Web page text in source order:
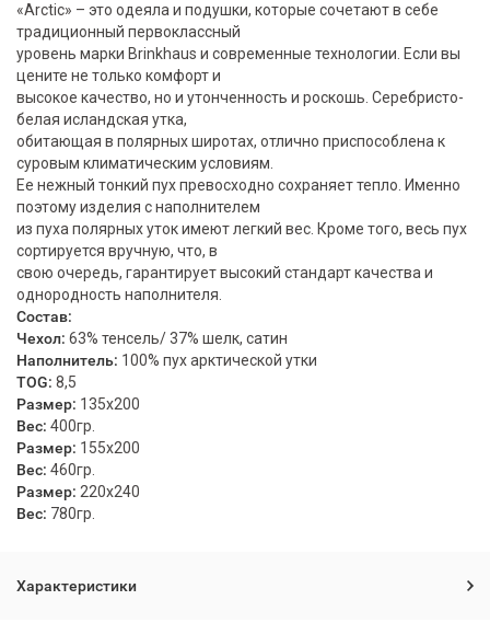
«Arctic» – это одеяла и подушки, которые сочетают в себе
традиционный первоклассный
уровень марки Brinkhaus и современные технологии. Если вы
цените не только комфорт и
высокое качество, но и утонченность и роскошь. Серебристо-
белая исландская утка,
обитающая в полярных широтах, отлично приспособлена к
суровым климатическим условиям.
Ее нежный тонкий пух превосходно сохраняет тепло. Именно
поэтому изделия с наполнителем
из пуха полярных уток имеют легкий вес. Кроме того, весь пух
сортируется вручную, что, в
свою очередь, гарантирует высокий стандарт качества и
однородность наполнителя.
Состав:
Чехол: 63% тенсель/ 37% шелк, сатин
Наполнитель: 100% пух арктической утки
TOG: 8,5
Размер: 135x200
Вес: 400гр.
Размер: 155x200
Вес: 460гр.
Размер: 220x240
Вес: 780гр.
Характеристики